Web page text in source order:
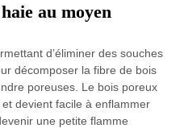
au moyen
d’éliminer des souches
décomposer la fibre de bois
poreuses. Le bois poreux
devient facile à enflammer
une petite flamme